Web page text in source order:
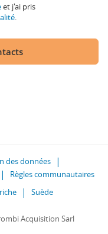
et j'ai pris
.
des données
Règles communautaires
Suède
Acquisition Sarl